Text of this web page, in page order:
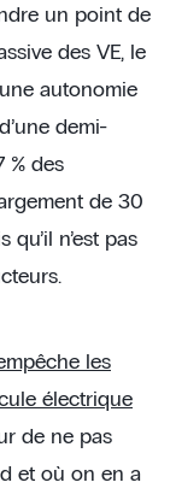
un point de
des VE, le
autonomie
demi-
% des
de 30
n’est pas
les
électrique
de ne pas
et où on en a